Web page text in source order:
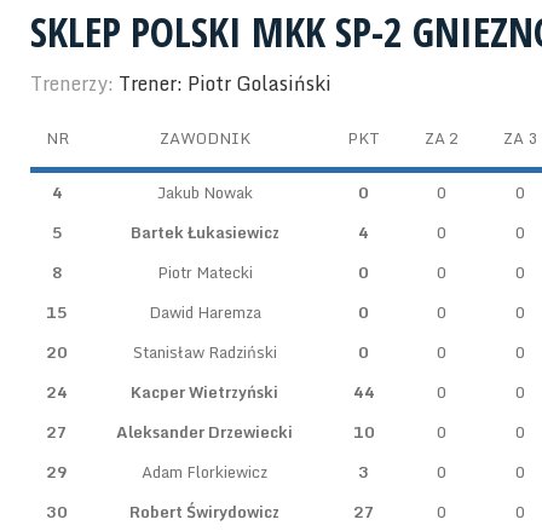
SKLEP POLSKI MKK SP-2
Trenerzy: Trener: Piotr Golasiński
NR ZAWODNIK PKT ZA 2 ZA 3
4 Jakub Nowak 0 0
0
5
Bartek Łukasiewicz 4 0
0
8
Piotr Matecki 0 0
0
15
Dawid Haremza 0 0
0
20
Stanisław Radziński 0 0
0
24
Kacper Wietrzyński 44 0
0
27
Aleksander Drzewiecki 10 0
0
29
Adam Florkiewicz 3 0
0
30
Robert Świrydowicz 27 0
0